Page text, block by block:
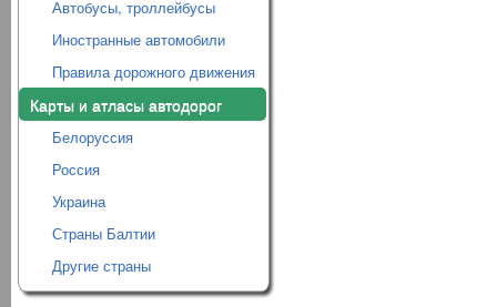
Автобусы, троллейбусы
Иностранные автомобили
Правила дорожного движения
Карты и атласы автодорог
Белоруссия
Россия
Украина
Страны Балтии
Другие страны